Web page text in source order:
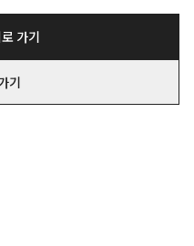
가기
기